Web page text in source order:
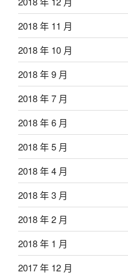
2018 年 11 月
2018 年 10 月
2018 年 9 月
2018 年 7 月
2018 年 6 月
2018 年 5 月
2018 年 4 月
2018 年 3 月
2018 年 2 月
2018 年 1 月
2017 年 12 月